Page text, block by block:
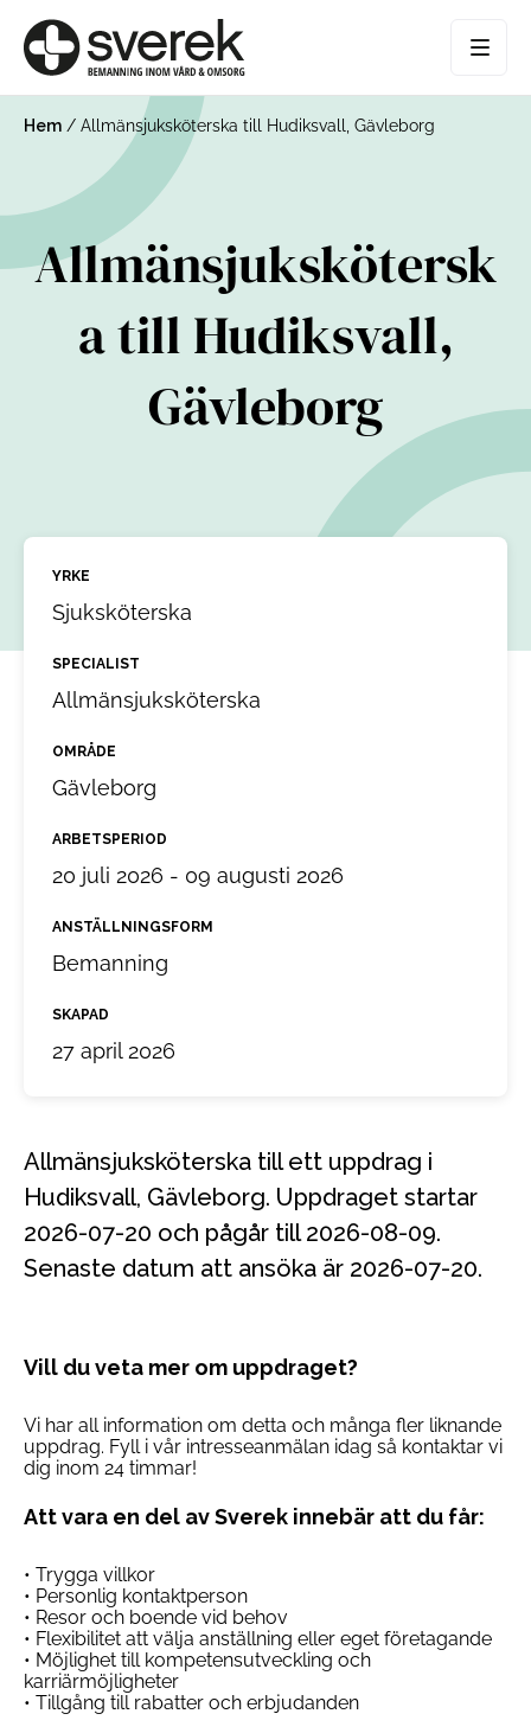
Hem / Allmänsjuksköterska till Hudiksvall, Gävleborg
Allmänsjukskötersk
a till Hudiksvall,
Gävleborg
YRKE
Sjuksköterska
SPECIALIST
Allmänsjuksköterska
OMRÅDE
Gävleborg
ARBETSPERIOD
20 juli 2026 - 09 augusti 2026
ANSTÄLLNINGSFORM
Bemanning
SKAPAD
27 april 2026
Allmänsjuksköterska till ett uppdrag i
Hudiksvall, Gävleborg. Uppdraget startar
2026-07-20 och pågår till 2026-08-09.
Senaste datum att ansöka är 2026-07-20.
Vill du veta mer om uppdraget?
Vi har all information om detta och många fler liknande
uppdrag. Fyll i vår intresseanmälan idag så kontaktar vi
dig inom 24 timmar!
Att vara en del av Sverek innebär att du får:
• Trygga villkor
• Personlig kontaktperson
• Resor och boende vid behov
• Flexibilitet att välja anställning eller eget företagande
• Möjlighet till kompetensutveckling och
karriärmöjligheter
• Tillgång till rabatter och erbjudanden